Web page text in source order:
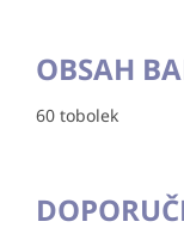
OBSAH
60 tobolek